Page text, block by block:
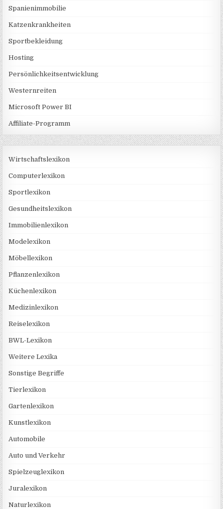
Spanienimmobilie
Katzenkrankheiten
Sportbekleidung
Hosting
Persönlichkeitsentwicklung
Westernreiten
Microsoft Power BI
Affiliate-Programm
Wirtschaftslexikon
Computerlexikon
Sportlexikon
Gesundheitslexikon
Immobilienlexikon
Modelexikon
Möbellexikon
Pflanzenlexikon
Küchenlexikon
Medizinlexikon
Reiselexikon
BWL-Lexikon
Weitere Lexika
Sonstige Begriffe
Tierlexikon
Gartenlexikon
Kunstlexikon
Automobile
Auto und Verkehr
Spielzeuglexikon
Juralexikon
Naturlexikon